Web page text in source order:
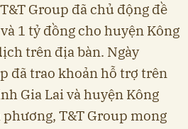
Group đã chủ động đề
1 tỷ đồng cho huyện Kông
trên địa bàn. Ngày
đã trao khoản hỗ trợ trên
Gia Lai và huyện Kông
T&T Group mong